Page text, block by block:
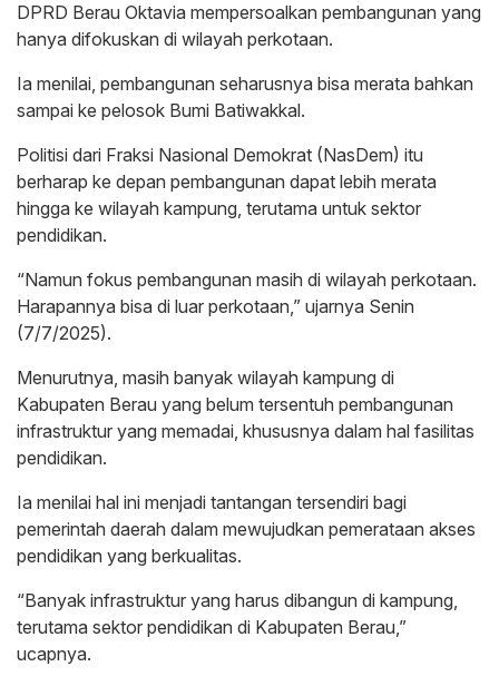
DPRD Berau Oktavia mempersoalkan pembangunan yang
hanya difokuskan di wilayah perkotaan.
Ia menilai, pembangunan seharusnya bisa merata bahkan
sampai ke pelosok Bumi Batiwakkal.
Politisi dari Fraksi Nasional Demokrat (NasDem) itu
berharap ke depan pembangunan dapat lebih merata
hingga ke wilayah kampung, terutama untuk sektor
pendidikan.
“Namun fokus pembangunan masih di wilayah perkotaan.
Harapannya bisa di luar perkotaan,” ujarnya Senin
(7/7/2025).
Menurutnya, masih banyak wilayah kampung di
Kabupaten Berau yang belum tersentuh pembangunan
infrastruktur yang memadai, khususnya dalam hal fasilitas
pendidikan.
Ia menilai hal ini menjadi tantangan tersendiri bagi
pemerintah daerah dalam mewujudkan pemerataan akses
pendidikan yang berkualitas.
“Banyak infrastruktur yang harus dibangun di kampung,
terutama sektor pendidikan di Kabupaten Berau,”
ucapnya.